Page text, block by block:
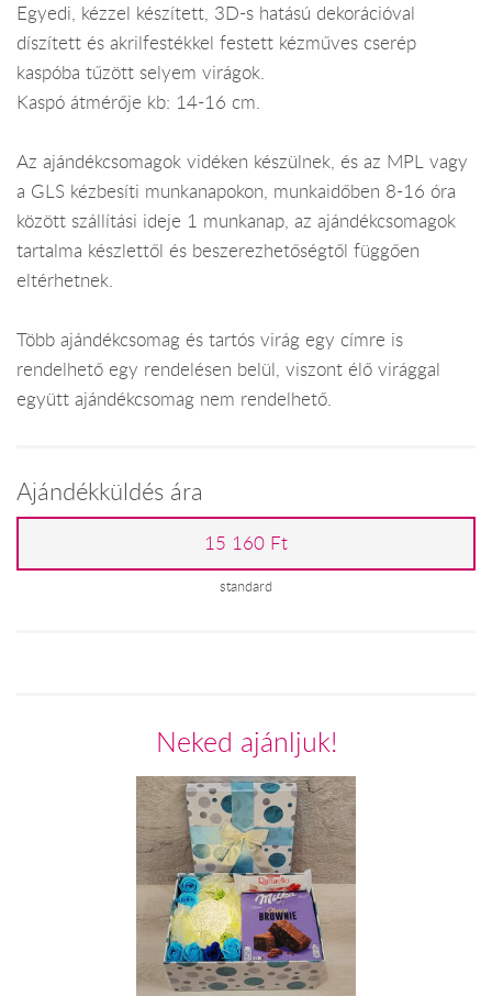
Egyedi, kézzel készített, 3D-s hatású dekorációval
díszített és akrilfestékkel festett kézműves cserép
kaspóba tűzött selyem virágok.
Kaspó átmérője kb: 14-16 cm.
Az ajándékcsomagok vidéken készülnek, és az MPL vagy
a GLS kézbesíti munkanapokon, munkaidőben 8-16 óra
között szállítási ideje 1 munkanap, az ajándékcsomagok
tartalma készlettől és beszerezhetőségtől függően
eltérhetnek.
Több ajándékcsomag és tartós virág egy címre is
rendelhető egy rendelésen belül, viszont élő virággal
együtt ajándékcsomag nem rendelhető.
Ajándékküldés ára
15 160 Ft
standard
Neked ajánljuk!